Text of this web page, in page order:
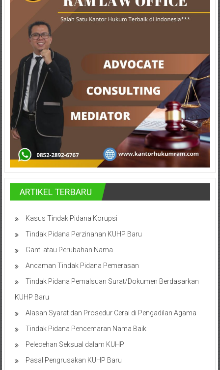
Badung,
Gianyar,
Mataram,
Lombok,
Temanggung,
Sragen,
Karanganyar,
Malang,
Kediri,
Madiun,
Ponorogo,
Cilacap,
Banjarnegara,
Temanggung,
Wonosobo,
Cirebon,
Karawang,
Aceh,
ARTIKEL TERBARU
Kasus Tindak Pidana Korupsi
Tindak Pidana Perzinahan KUHP Baru
Ganti atau Perubahan Nama
Ancaman Tindak Pidana Pemerasan
Tindak Pidana Pemalsuan Surat/Dokumen Berdasarkan
KUHP Baru
Alasan Syarat dan Prosedur Cerai di Pengadilan Agama
Tindak Pidana Pencemaran Nama Baik
Pelecehan Seksual dalam KUHP
Pasal Pengrusakan KUHP Baru